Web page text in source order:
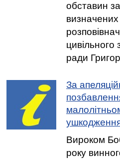
обставин
визначених
цивільного
ради
За
Вироком
року